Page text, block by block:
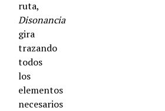
ruta,
Disonancia
gira
trazando
todos
los
elementos
necesarios